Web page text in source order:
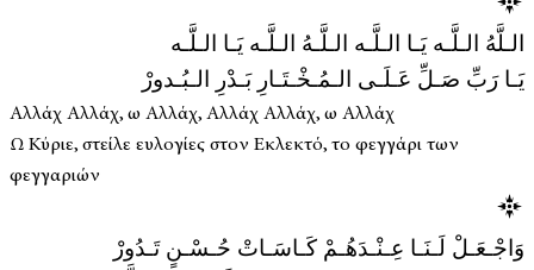
الـلَّهُ الـلَّـه يَـا الـلَّـه الـلَّـهُ الـلَّـه يَـا الـلَّـه
يَـا رَبِّ صَـلِّ عَـلَـى الـمُـخْـتَـارِ بَـدْرِ الـبُـدورْ
Αλλάχ Αλλάχ, ω Αλλάχ, Αλλάχ Αλλάχ, ω Αλλάχ
Ω Κύριε, στείλε ευλογίες στον Εκλεκτό, το φεγγάρι των
φεγγαριών
وَاجْـعَـلْ لَـنَـا عِـنْـدَهُـمْ كَـاسَـاتْ حُـسْـنٍ تَـدُورْ